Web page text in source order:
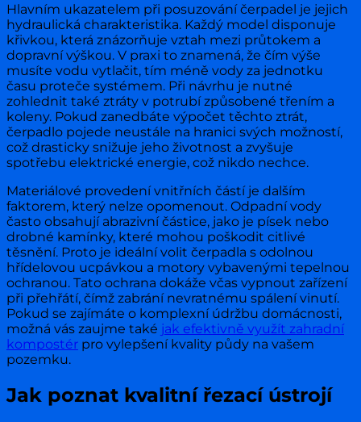
Hlavním ukazatelem při posuzování čerpadel je jejich
hydraulická charakteristika. Každý model disponuje
křivkou, která znázorňuje vztah mezi průtokem a
dopravní výškou. V praxi to znamená, že čím výše
musíte vodu vytlačit, tím méně vody za jednotku
času proteče systémem. Při návrhu je nutné
zohlednit také ztráty v potrubí způsobené třením a
koleny. Pokud zanedbáte výpočet těchto ztrát,
čerpadlo pojede neustále na hranici svých možností,
což drasticky snižuje jeho životnost a zvyšuje
spotřebu elektrické energie, což nikdo nechce.
Materiálové provedení vnitřních částí je dalším
faktorem, který nelze opomenout. Odpadní vody
často obsahují abrazivní částice, jako je písek nebo
drobné kamínky, které mohou poškodit citlivé
těsnění. Proto je ideální volit čerpadla s odolnou
hřídelovou ucpávkou a motory vybavenými tepelnou
ochranou. Tato ochrana dokáže včas vypnout zařízení
při přehřátí, čímž zabrání nevratnému spálení vinutí.
Pokud se zajímáte o komplexní údržbu domácnosti,
možná vás zaujme také jak efektivně využít zahradní
kompostér pro vylepšení kvality půdy na vašem
pozemku.
Jak poznat kvalitní řezací ústrojí